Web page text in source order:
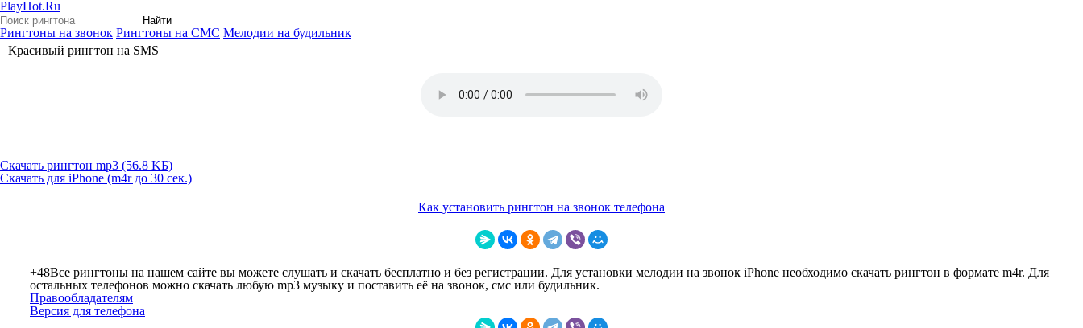
PlayHot.Ru
Найти
Рингтоны на звонок Рингтоны на СМС Мелодии на будильник
Красивый рингтон на SMS
Скачать рингтон mp3 (56.8 KБ)
Скачать для iPhone (m4r до 30 сек.)
Как установить рингтон на звонок телефона
+48Все рингтоны на нашем сайте вы можете слушать и скачать бесплатно и без регистрации. Для установки мелодии на звонок iPhone необходимо скачать рингтон в формате m4r. Для
остальных телефонов можно скачать любую mp3 музыку и поставить её на звонок, смс или будильник.
Правообладателям
Версия для телефона